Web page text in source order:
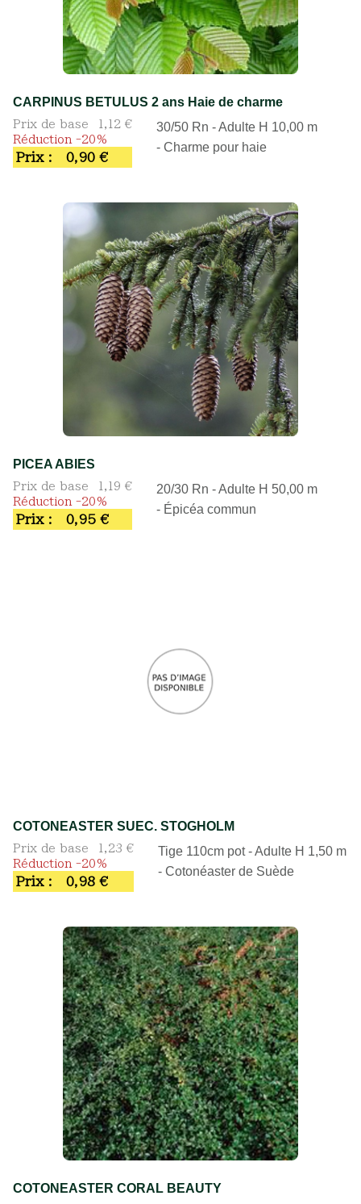
CARPINUS BETULUS 2 ans Haie de charme
Prix de base
1,12 €
Réduction -20%
Prix : 0,90 €
30/50 Rn - Adulte H 10,00 m
- Charme pour haie
PICEA ABIES
Prix de base
1,19 €
Réduction -20%
Prix : 0,95 €
20/30 Rn - Adulte H 50,00 m
- Épicéa commun
COTONEASTER SUEC. STOGHOLM
Prix de base
1,23 €
Réduction -20%
Prix : 0,98 €
Tige 110cm pot - Adulte H 1,50 m
- Cotonéaster de Suède
COTONEASTER CORAL BEAUTY